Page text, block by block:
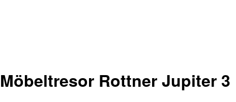
Möbeltresor Rottner Jupiter 3